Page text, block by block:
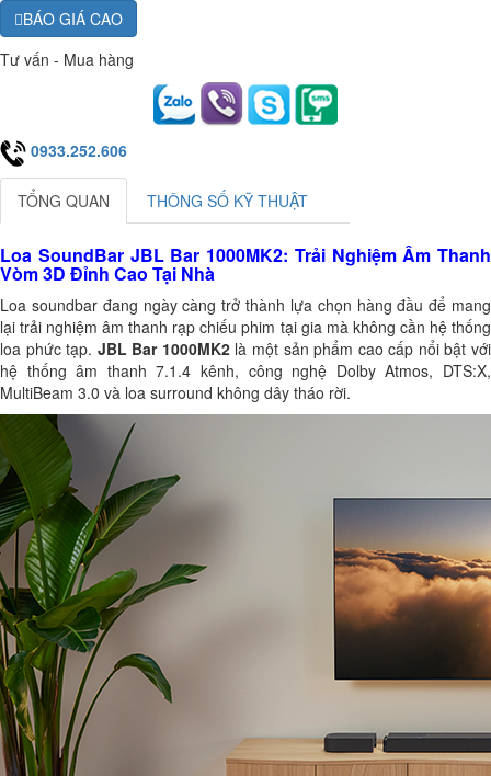
BÁO GIÁ CAO
Tư vấn - Mua hàng
0933.252.606
TỔNG QUAN THÔNG SỐ KỸ THUẬT
Loa SoundBar JBL Bar 1000MK2: Trải Nghiệm Âm Thanh
Vòm 3D Đỉnh Cao Tại Nhà
Loa soundbar đang ngày càng trở thành lựa chọn hàng đầu để mang
lại trải nghiệm âm thanh rạp chiếu phim tại gia mà không cần hệ thống
loa phức tạp. JBL Bar 1000MK2là một sản phẩm cao cấp nổi bật với
hệ thống âm thanh 7.1.4 kênh, công nghệ Dolby Atmos, DTS:X,
MultiBeam 3.0 và loa surround không dây tháo rời.